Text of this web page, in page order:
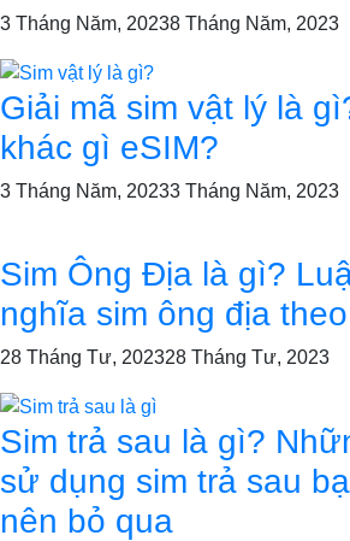
3 Tháng Năm, 20238 Tháng Năm, 2023
Giải mã sim vật lý là
khác gì eSIM?
3 Tháng Năm, 20233 Tháng Năm, 2023
Sim Ông Địa là gì?
nghĩa sim ông địa
28 Tháng Tư, 202328 Tháng Tư, 2023
Sim trả sau là gì?
sử dụng sim trả sau
nên bỏ qua